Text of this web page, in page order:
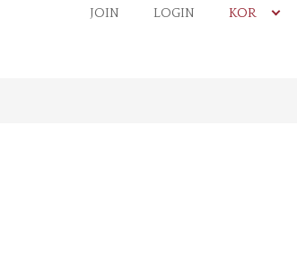
JOIN LOGIN KOR